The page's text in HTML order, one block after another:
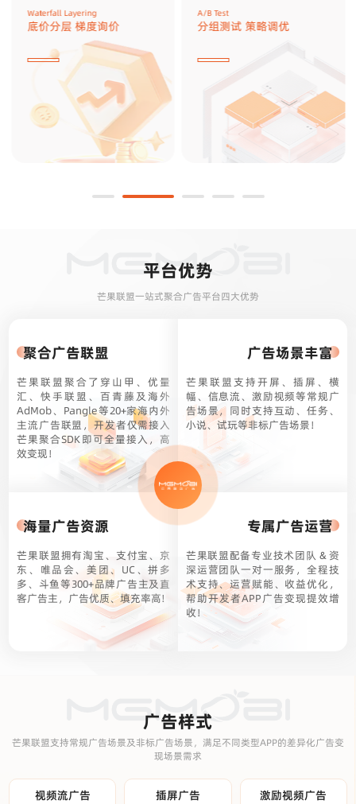
Waterfall Layering
底价分层 梯度询价
A/B Test
分组测试 策略调优
平台优势
芒果联盟一站式聚合广告平台四大优势
聚合广告联盟
芒果联盟聚合了穿山甲、优量
汇、快手联盟、百青藤及海外
AdMob、Pangle等20+家海内外
主流广告联盟，开发者仅需接入
芒果聚合SDK即可全量接入，高
效变现！
广告场景丰富
芒果联盟支持开屏、插屏、横
幅、信息流、激励视频等常规广
告场景，同时支持互动、任务、
小说、试玩等非标广告场景！
海量广告资源
芒果联盟拥有淘宝、支付宝、京
东、唯品会、美团、UC、拼多
多、斗鱼等300+品牌广告主及直
客广告主，广告优质、填充率高!
专属广告运营
芒果联盟配备专业技术团队 & 资
深运营团队一对一服务，全程技
术支持、运营赋能、收益优化，
帮助开发者APP广告变现提效增
收！
广告样式
芒果联盟支持常规广告场景及非标广告场景，满足不同类型APP的差异化广告变
现场景需求
视频流广告 插屏广告 激励视频广告